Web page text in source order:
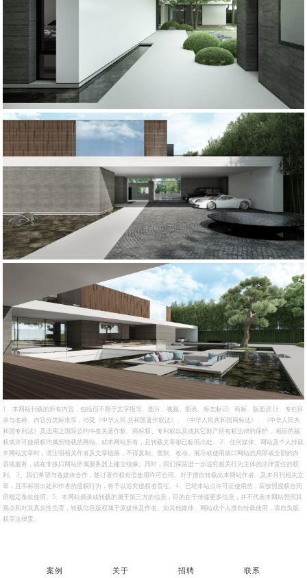
1、本网站刊载的所有内容，包括但不限于文字报导、图片、视频、图表、标志标识、商标、版面设 计、专栏目
录与名称、内容分类标准等，均受《中华人民 共和国著作权法》、《中华人民共和国商标法》、《中华人民共
和国专利法》及适用之国际公约中有关著作权、商标权、专利权以及或其它财产所有权法律的保护， 相应的版
权或许可使用权均属所转载的网站、或本网站所有，且转载文章都已标明出处。 2、任何媒体、网站及个人转载
本网站文章时，请注明相关作者及文章链接，不得复制、重制、改动、展示或使用接口网站的局部或全部的内
容或服务，或在非接口网站所属服务器上建立镜像。同时，我们保留进一步追究相关行为主体的法律责任的权
利。 3、我们希望与各媒体合作，签订著作权有偿使用许可合同。对于擅自转载出本网站作者、及本月刊相关文
章，且不标明出处和作者的侵权行为，将予以追究侵权者责任。4、已经本站点许可证使用的，应按照授权合同
所规定条款使用。5、本网站摘录或转载的属于第三方的信息，目的在于传递更多信息，并不代表本网站赞同其
观点和对其真实性负责，转载信息版权属于原媒体及作者。如其他媒体、网站或个人擅自转载使用，请自负版
权等法律责。
案例 关于 招聘 联系